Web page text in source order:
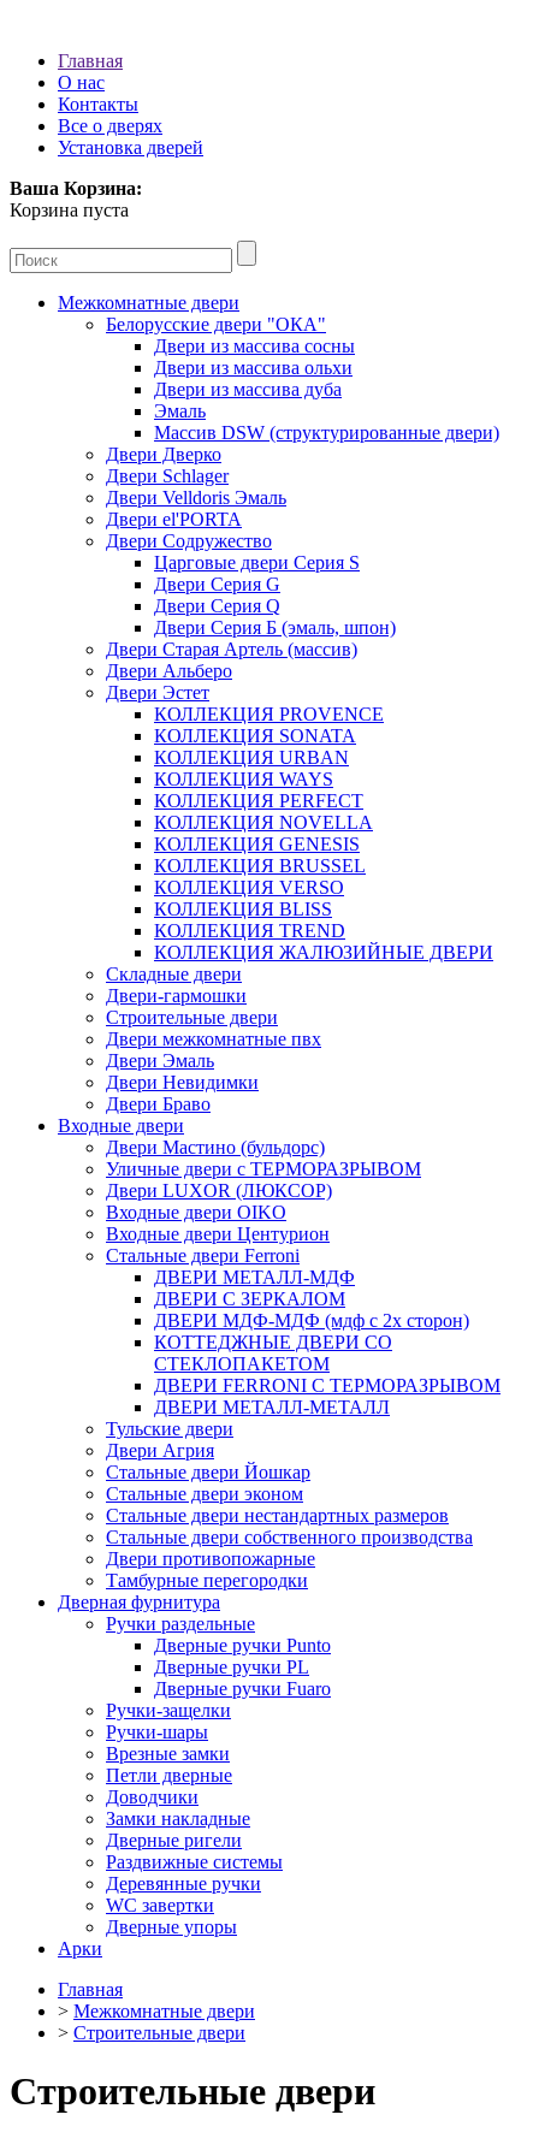
Главная
О нас
Контакты
Все о дверях
Установка дверей
Ваша Корзина:
Корзина пуста
Межкомнатные двери
Белорусские двери "ОКА"
Двери из массива сосны
Двери из массива ольхи
Двери из массива дуба
Эмаль
Массив DSW (cтруктурированные двери)
Двери Дверко
Двери Schlager
Двери Velldoris Эмаль
Двери el'PORTA
Двери Содружество
Царговые двери Cерия S
Двери Серия G
Двери Серия Q
Двери Серия Б (эмаль, шпон)
Двери Старая Артель (массив)
Двери Альберо
Двери Эстет
КОЛЛЕКЦИЯ PROVENCE
КОЛЛЕКЦИЯ SONATA
КОЛЛЕКЦИЯ URBAN
КОЛЛЕКЦИЯ WAYS
КОЛЛЕКЦИЯ PERFECT
КОЛЛЕКЦИЯ NOVELLA
КОЛЛЕКЦИЯ GENESIS
КОЛЛЕКЦИЯ BRUSSEL
КОЛЛЕКЦИЯ VERSO
КОЛЛЕКЦИЯ BLISS
КОЛЛЕКЦИЯ TREND
КОЛЛЕКЦИЯ ЖАЛЮЗИЙНЫЕ ДВЕРИ
Складные двери
Двери-гармошки
Строительные двери
Двери межкомнатные пвх
Двери Эмаль
Двери Невидимки
Двери Браво
Входные двери
Двери Мастино (бульдорс)
Уличные двери с ТЕРМОРАЗРЫВОМ
Двери LUXOR (ЛЮКСОР)
Входные двери OIKO
Входные двери Центурион
Стальные двери Ferroni
ДВЕРИ МЕТАЛЛ-МДФ
ДВЕРИ С ЗЕРКАЛОМ
ДВЕРИ МДФ-МДФ (мдф с 2х сторон)
КОТТЕДЖНЫЕ ДВЕРИ СО
СТЕКЛОПАКЕТОМ
ДВЕРИ FERRONI С ТЕРМОРАЗРЫВОМ
ДВЕРИ МЕТАЛЛ-МЕТАЛЛ
Тульские двери
Двери Агрия
Стальные двери Йошкар
Стальные двери эконом
Стальные двери нестандартных размеров
Стальные двери собственного производства
Двери противопожарные
Тамбурные перегородки
Дверная фурнитура
Ручки раздельные
Дверные ручки Punto
Дверные ручки PL
Дверные ручки Fuaro
Ручки-защелки
Ручки-шары
Врезные замки
Петли дверные
Доводчики
Замки накладные
Дверные ригели
Раздвижные системы
Деревянные ручки
WC завертки
Дверные упоры
Арки
Главная
> Межкомнатные двери
> Строительные двери
Строительные двери